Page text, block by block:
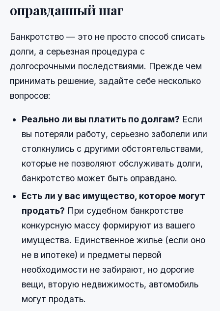
оправданный шаг
Банкротство — это не просто способ списать
долги, а серьезная процедура с
долгосрочными последствиями. Прежде чем
принимать решение, задайте себе несколько
вопросов:
Реально ли вы платить по долгам? Если
вы потеряли работу, серьезно заболели или
столкнулись с другими обстоятельствами,
которые не позволяют обслуживать долги,
банкротство может быть оправдано.
Есть ли у вас имущество, которое могут
продать? При судебном банкротстве
конкурсную массу формируют из вашего
имущества. Единственное жилье (если оно
не в ипотеке) и предметы первой
необходимости не забирают, но дорогие
вещи, вторую недвижимость, автомобиль
могут продать.